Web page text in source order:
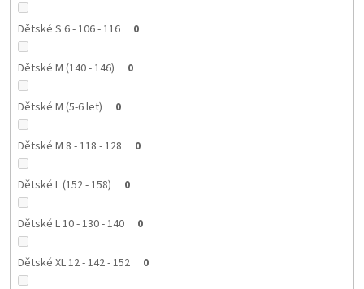
Dětské S 6 - 106 - 116 0
Dětské M (140 - 146) 0
Dětské M (5-6 let) 0
Dětské M 8 - 118 - 128 0
Dětské L (152 - 158) 0
Dětské L 10 - 130 - 140 0
Dětské XL 12 - 142 - 152 0